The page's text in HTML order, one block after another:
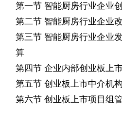
第一节 智能厨房行业企业
第二节 智能厨房行业企业
第三节 智能厨房行业企业
算
第四节 企业内部创业板上
第五节 创业板上市中介机
第六节 创业板上市项目组